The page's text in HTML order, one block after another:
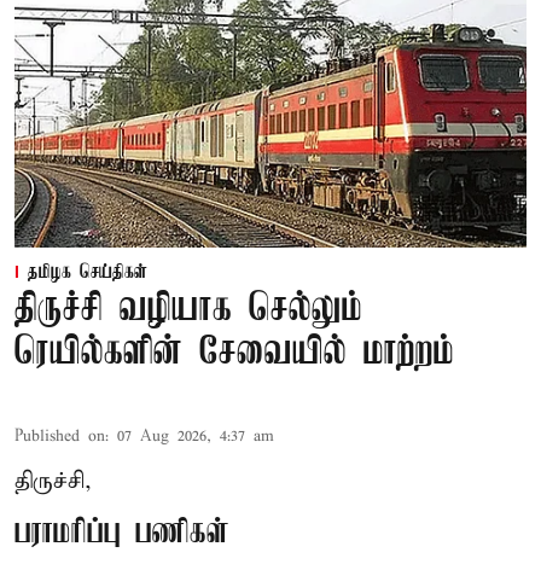
தமிழக செய்திகள்
திருச்சி வழியாக செல்லும்
ரெயில்களின் சேவையில் மாற்றம்
Published on: 07 Aug 2026, 4:37 am
திருச்சி,
பராமரிப்பு பணிகள்